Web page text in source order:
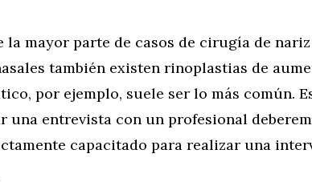
la mayor parte de casos de cirugía de
también existen rinoplastias de
por ejemplo, suele ser lo más común.
una entrevista con un profesional
capacitado para realizar una